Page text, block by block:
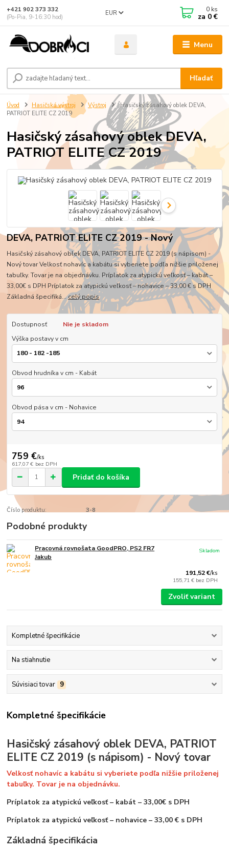
Menu
EUR
Hľadať
+421 902 373 332
(Po-Pia, 9-16:30 hod)
0 ks
za 0 €
Úvod Hasičská výstroj Výstroj
Hasičský zásahový oblek DEVA,
PATRIOT ELITE CZ 2019
Hasičský zásahový oblek DEVA,
PATRIOT ELITE CZ 2019
DEVA, PATRIOT ELITE CZ 2019 - Nový
Hasičský zásahový oblek DEVA, PATRIOT ELITE CZ 2019 (s nápisom) -
Nový tovar Velkosť nohavíc a kabátu si vyberiete podľa nižšie priloženej
tabuľky. Tovar je na objednávku. Príplatok za atypickú veľkosť – kabát –
33,00€ s DPH Príplatok za atypickú veľkosť – nohavice – 33,00 € s DPH
Základná špecifiká...celý popis
Dostupnosť
Nie je skladom
Výška postavy v cm
Obvod hrudníka v cm - Kabát
Obvod pása v cm - Nohavice
759 €/ks
617,07 € bez DPH
Pridať do košíka
Číslo produktu: 3-8
Podobné produkty
Pracovná rovnošata GoodPRO, PS2 FR7
Jakub
191,52 €/ks
155,71 € bez DPH
Skladom
Zvoliť variant
Kompletné špecifikácie
Na stiahnutie
Súvisiaci tovar 9
Kompletné špecifikácie
Hasičský zásahový oblek DEVA, PATRIOT
ELITE CZ 2019 (s nápisom) - Nový tovar
Velkosť nohavíc a kabátu si vyberiete podľa nižšie priloženej
tabuľky. Tovar je na objednávku.
Príplatok za atypickú veľkosť – kabát – 33,00€ s DPH
Príplatok za atypickú veľkosť – nohavice – 33,00 € s DPH
Základná špecifikácia